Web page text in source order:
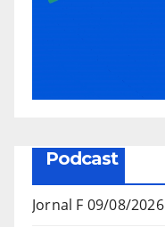
Podcast
Jornal F 09/08/2026